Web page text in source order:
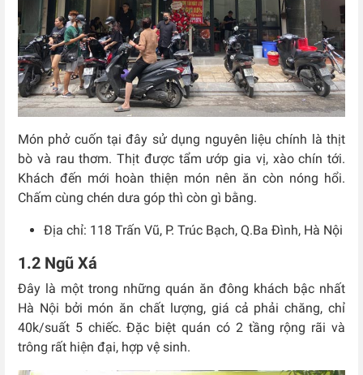
Món phở cuốn tại đây sử dụng nguyên liệu chính là thịt
bò và rau thơm. Thịt được tẩm ướp gia vị, xào chín tới.
Khách đến mới hoàn thiện món nên ăn còn nóng hổi.
Chấm cùng chén dưa góp thì còn gì bằng.
Địa chỉ: 118 Trấn Vũ, P. Trúc Bạch, Q.Ba Đình, Hà Nội
1.2 Ngũ Xá
Đây là một trong những quán ăn đông khách bậc nhất
Hà Nội bởi món ăn chất lượng, giá cả phải chăng, chỉ
40k/suất 5 chiếc. Đặc biệt quán có 2 tầng rộng rãi và
trông rất hiện đại, hợp vệ sinh.